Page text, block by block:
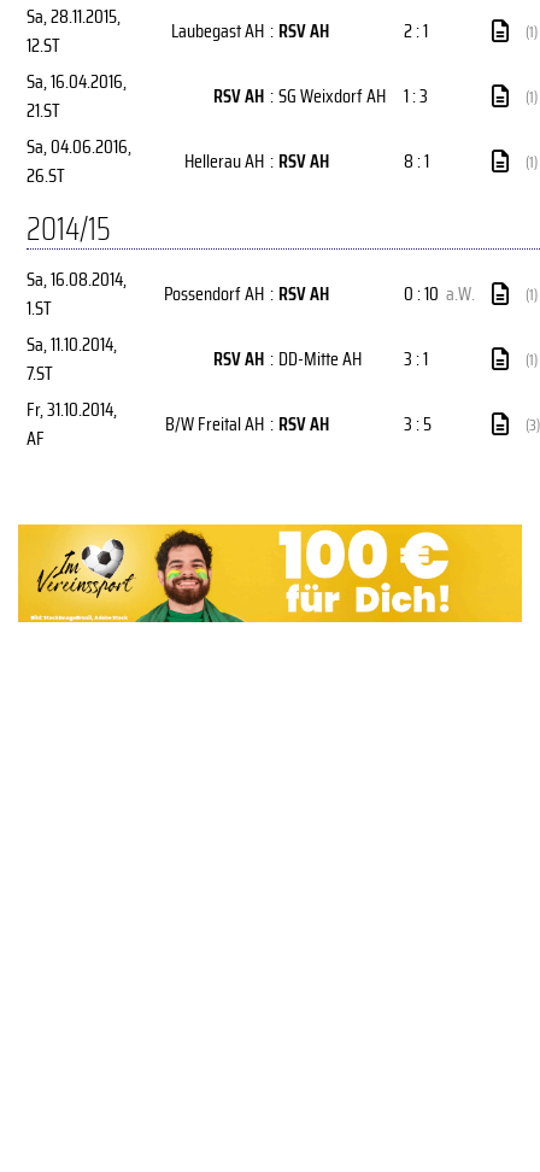
Sa, 28.11.2015,
12.ST
Laubegast AH : RSV AH 2 : 1 (1)
Sa, 16.04.2016,
21.ST
RSV AH :SG Weixdorf AH 1 : 3 (1)
Sa, 04.06.2016,
26.ST
Hellerau AH : RSV AH 8 : 1 (1)
2014/15
Sa, 16.08.2014,
1.ST
Possendorf AH : RSV AH 0 : 10 a.W. (1)
Sa, 11.10.2014,
7.ST
RSV AH : DD-Mitte AH 3 : 1 (1)
Fr, 31.10.2014,
AF
B/W Freital AH : RSV AH 3 : 5 (3)